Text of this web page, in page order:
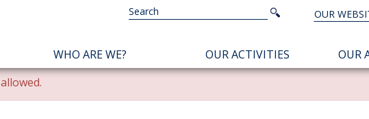
TOUS
NOS
SITES
OUR
Search
Search
NAVIGATION
PRINCIPALE
WHO ARE WE? OUR ACTIVITIES OUR